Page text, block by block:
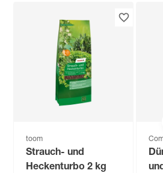
toom
Strauch- und
Heckenturbo 2 kg